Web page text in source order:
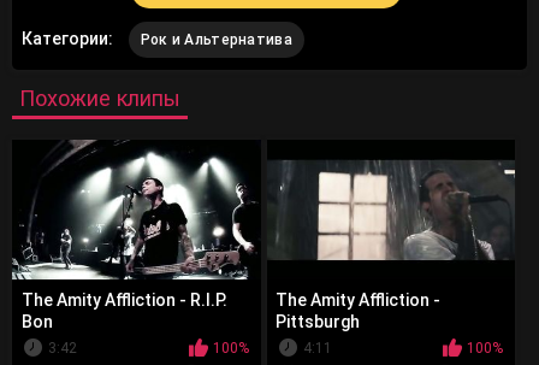
Категории: Рок и Альтернатива
Похожие клипы
The Amity Affliction - R.I.P.
Bon
3:42
100%
The Amity Affliction -
Pittsburgh
4:11
100%